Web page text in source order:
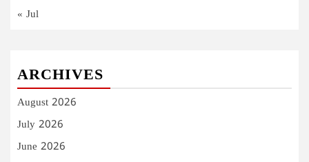
« Jul
ARCHIVES
August 2026
July 2026
June 2026